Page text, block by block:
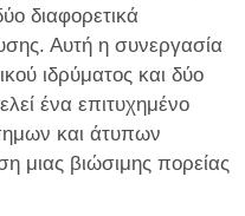
διαφορετικά
Αυτή η συνεργασία
ιδρύματος και δύο
ένα επιτυχημένο
και άτυπων
μιας βιώσιμης πορείας